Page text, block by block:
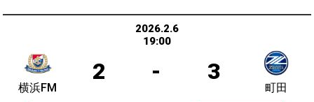
2026.2.6
19:00
2 - 3
横浜FM 町田